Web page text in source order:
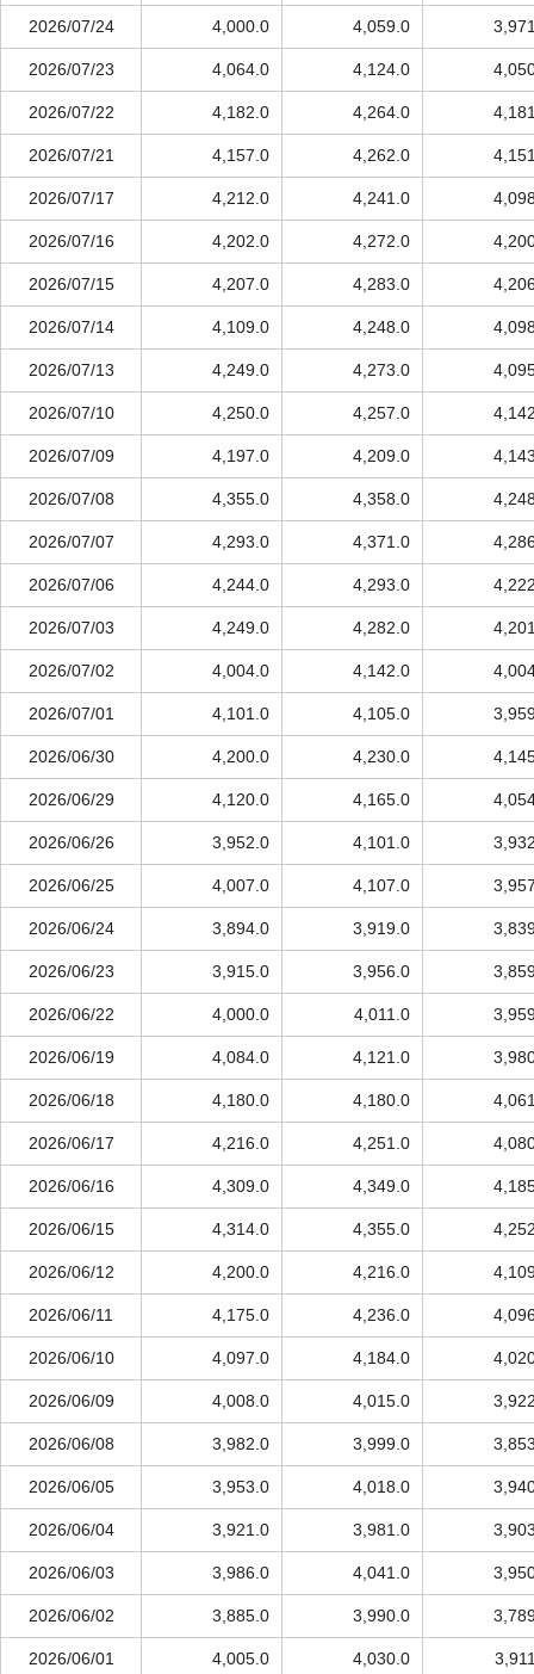
2026/07/24 4,000.0 4,059.0
2026/07/23 4,064.0 4,124.0
2026/07/22 4,182.0 4,264.0
2026/07/21 4,157.0 4,262.0
2026/07/17 4,212.0 4,241.0
2026/07/16 4,202.0 4,272.0
2026/07/15 4,207.0 4,283.0
2026/07/14 4,109.0 4,248.0
2026/07/13 4,249.0 4,273.0
2026/07/10 4,250.0 4,257.0
2026/07/09 4,197.0 4,209.0
2026/07/08 4,355.0 4,358.0
2026/07/07 4,293.0 4,371.0
2026/07/06 4,244.0 4,293.0
2026/07/03 4,249.0 4,282.0
2026/07/02 4,004.0 4,142.0
2026/07/01 4,101.0 4,105.0
2026/06/30 4,200.0 4,230.0
2026/06/29 4,120.0 4,165.0
2026/06/26 3,952.0 4,101.0
2026/06/25 4,007.0 4,107.0
2026/06/24 3,894.0 3,919.0
2026/06/23 3,915.0 3,956.0
2026/06/22 4,000.0 4,011.0
2026/06/19 4,084.0 4,121.0
2026/06/18 4,180.0 4,180.0
2026/06/17 4,216.0 4,251.0
2026/06/16 4,309.0 4,349.0
2026/06/15 4,314.0 4,355.0
2026/06/12 4,200.0 4,216.0
2026/06/11 4,175.0 4,236.0
2026/06/10 4,097.0 4,184.0
2026/06/09 4,008.0 4,015.0
2026/06/08 3,982.0 3,999.0
2026/06/05 3,953.0 4,018.0
2026/06/04 3,921.0 3,981.0
2026/06/03 3,986.0 4,041.0
2026/06/02 3,885.0 3,990.0
2026/06/01 4,005.0 4,030.0